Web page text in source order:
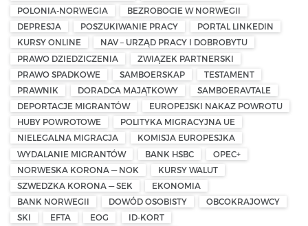
POLONIA-NORWEGIA
BEZROBOCIE W NORWEGII
DEPRESJA
POSZUKIWANIE PRACY
PORTAL LINKEDIN
KURSY ONLINE
NAV – URZĄD PRACY I DOBROBYTU
PRAWO DZIEDZICZENIA
ZWIĄZEK PARTNERSKI
PRAWO SPADKOWE
SAMBOERSKAP
TESTAMENT
PRAWNIK
DORADCA MAJĄTKOWY
SAMBOERAVTALE
DEPORTACJE MIGRANTÓW
EUROPEJSKI NAKAZ POWROTU
HUBY POWROTOWE
POLITYKA MIGRACYJNA UE
NIELEGALNA MIGRACJA
KOMISJA EUROPESJKA
WYDALANIE MIGRANTÓW
BANK HSBC
OPEC+
NORWESKA KORONA — NOK
KURSY WALUT
SZWEDZKA KORONA — SEK
EKONOMIA
BANK NORWEGII
DOWÓD OSOBISTY
OBCOKRAJOWCY
SKI
EFTA EOG
ID-KORT